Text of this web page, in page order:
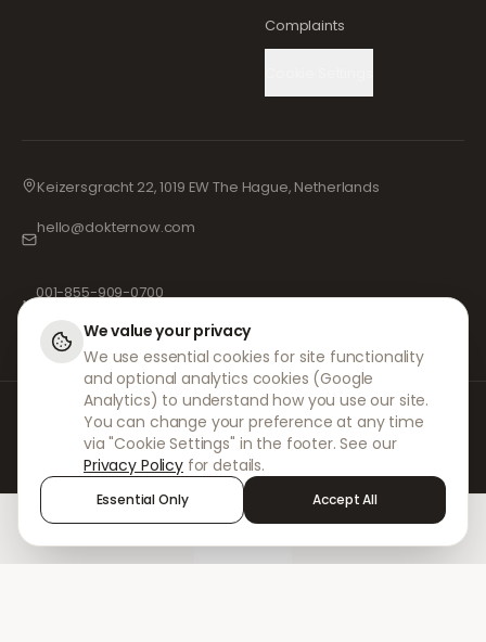
Complaints
Keizersgracht 22, 1019 EW The Hague, Netherlands
hello@dokternow.com
📞
001-855-909-0700
Bij DokterNow werken we met volledig geregistreerde artsen en apotheken
en ervaren medische professionals om ervoor te zorgen dat uw
voorschriften veilig en met de grootste zorg worden beheerd. Onze
geregistreerde onafhankelijke voorschrijvers verzorgen alle consulten en
recepten. Onze partnerapotheken verzorgen de verstrekking en
verzending van medicijnen.
We value your privacy
We use essential cookies for site functionality
and optional analytics cookies (Google
Analytics) to understand how you use our site.
You can change your preference at any time
via "Cookie Settings" in the footer. See our
Privacy Policy for details.
Essential Only Accept All
Sign in